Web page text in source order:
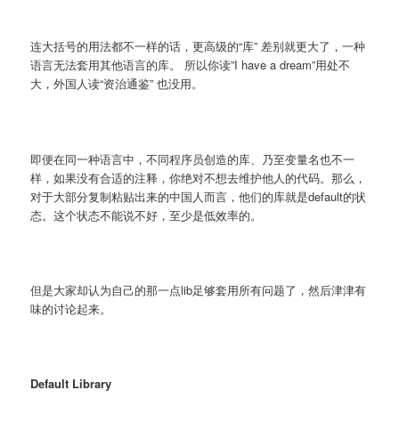
连大括号的用法都不一样的话，更高级的“库” 差别就更大了，一种
语言无法套用其他语言的库。 所以你读”I have a dream”用处不
大，外国人读“资治通鉴” 也没用。
即便在同一种语言中，不同程序员创造的库、乃至变量名也不一
样，如果没有合适的注释，你绝对不想去维护他人的代码。那么，
对于大部分复制粘贴出来的中国人而言，他们的库就是default的状
态。这个状态不能说不好，至少是低效率的。
但是大家却认为自己的那一点lib足够套用所有问题了，然后津津有
味的讨论起来。
Default Library